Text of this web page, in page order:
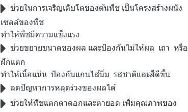
ช่วยในการเจริญเติบโตของต้นพืช เป็นโครงสร้างผนัง
เซลล์ของพืช
ทำให้พืชมีความแข็งแรง
ช่วยขยายขนาดของผล และป้องกันไม่ให้ผล เถา หรือ
ฝักแตก
ทำให้เนื้อแน่น ป้องกันแกนไส้นิ่ม รสชาติและสีดีขึ้น
ลดปัญหาการหลุดร่วงของผลได้
ช่วยให้พืชแตกตาดอกและตายอด เพิ่มคุณภาพของ